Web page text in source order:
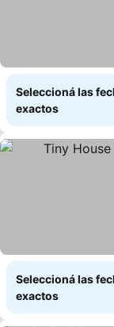
Seleccioná las
exactos
Seleccioná las
exactos